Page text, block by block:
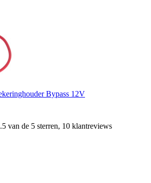
Bypass 12V
van de 5 sterren, 10 klantreviews